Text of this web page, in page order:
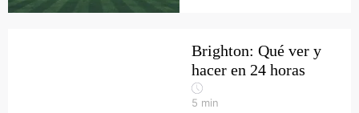
Brighton: Qué ver y
hacer en 24 horas
5 min